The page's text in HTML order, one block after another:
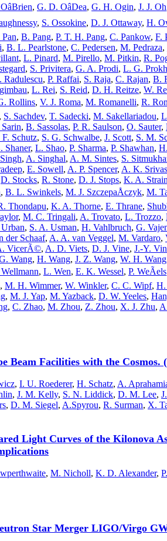
, G. D. OâDea, G. H. Ogin, J. J. Oh
, S. Ossokine, D. J. Ottaway, H.
, B. Pang, P. T. H. Pang, C. Pankow, F.
, B. L. Pearlstone, C. Pedersen, M. Pedraza,
, L. Pinard, M. Pirello, M. Pitkin, R.
, S. Privitera, G. A. Prodi, L. G.
Radulescu, P. Raffai, S. Raja, C. Rajan, B.
, L. Rei, S. Reid, D. H. Reitze, W.
Rollins, V. J. Roma, M. Romanelli, R.
, S. Sachdev, T. Sadecki, M. Sakellariadou,
, B. Sassolas, P. R. Saulson, O. Sauter,
Schutz, S. G. Schwalbe, J. Scott, S. M.
Shaner, L. Shao, P. Sharma, P. Shawhan,
, A. Singhal, A. M. Sintes, S.
, E. Sowell, A. P. Spencer, A. K.
D. Stocks, R. Stone, D. J. Stops, K. A. Strain
, B. L. Swinkels, M. J. SzczepaÅczyk, M.
Thondapu, K. A. Thorne, E. Thrane,
, M. C. Tringali, A. Trovato, L. Trozzo,
, S. A. Usman, H. Vahlbruch, G.
der Schaaf, A. A. van Veggel, M. Vardaro,
VicerÃ©, A. D. Viets, D. J. Vine, J.-Y.
Wang, H. Wang, J. Z. Wang, W. H. Wang
, L. Wen, E. K. Wessel, P. WeÃels
, M. H. Wimmer, W. Winkler, C. C. Wipf, H.
, M. J. Yap, M. Yazback, D. W. Yeeles,
, C. Zhao, M. Zhou, Z. Zhou, X. J. Zhu,
Beam Facilities with the
, I. U. Roederer, H. Schatz, A.
, J. M. Kelly, S. N. Liddick, D. M. Lee,
, D. M. Siegel, A.Spyrou, R. Surman, X.
Light Curves of the Kilonova
, M. Nicholl, K. D. Alexander,
Star Merger LIGO/Virgo